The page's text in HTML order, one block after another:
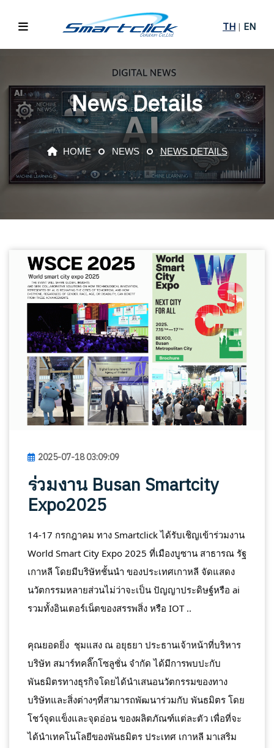
TH | EN
News Details
HOME NEWS NEWS DETAILS
2025-07-18 03:09:09
ร่วมงาน Busan Smartcity
Expo2025
14-17 กรกฎาคม ทาง Smartclick ได้รับเชิญเข้าร่วมงาน
World Smart City Expo 2025 ที่เมืองบูซาน สาธารณ รัฐ
เกาหลี โดยมีบริษัทชั้นนำ ของประเทศเกาหลี จัดแสดง
นวัตกรรมหลายส่วนไม่ว่าจะเป็น ปัญญาประดิษฐ์หรือ ai
รวมทั้งอินเตอร์เน็ตของสรรพสิ่ง หรือ IOT ..
คุณยอดยิ่ง  ชุมแสง ณ อยุธยา ประธานเจ้าหน้าที่บริหาร
บริษัท สมาร์ทคลิ๊กโซลูชั่น จำกัด ได้มีการพบปะกับ
พันธมิตรทางธุรกิจโดยได้นำเสนอนวัตกรรมของทาง
บริษัทและสิ่งต่างๆที่สามารถพัฒนาร่วมกับ พันธมิตร โดย
โชว์จุดแข็งและจุดอ่อน ของผลิตภัณฑ์แต่ละตัว เพื่อที่จะ
ได้นำเทคโนโลยีของพันธมิตร ประเทศ เกาหลี มาเสริม